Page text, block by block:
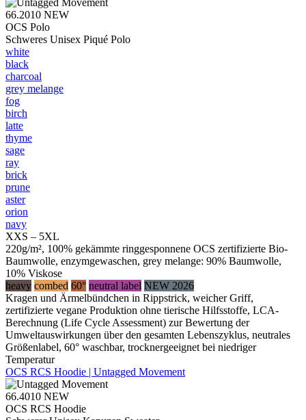
66.2010 NEW
OCS Polo
Schweres Unisex Piqué Polo
white
black
charcoal
grey melange
fog
birch
latte
thyme
sage
ray
brick
prune
aster
orion
navy
XXS – 5XL
220g/m², 100% gekämmte ringgesponnene OCS zertifizierte Bio-
Baumwolle, enzymgewaschen, grey melange: 90% Baumwolle,
10% Viskose
heavy combed 60° neutral label NEW 2026
Kragen und Ärmelbündchen in Rippstrick, weicher Griff,
zertifizierte vegane Produktion ohne tierische Hilfsstoffe, LCA-
Berechnung (Life Cycle Assessment) zur Bewertung der
Umweltauswirkungen über den gesamten Lebenszyklus, neutrales
Größenlabel, 60° waschbar, trocknergeeignet bei niedriger
Temperatur
OCS RCS Hoodie | Untagged Movement
66.4010 NEW
OCS RCS Hoodie